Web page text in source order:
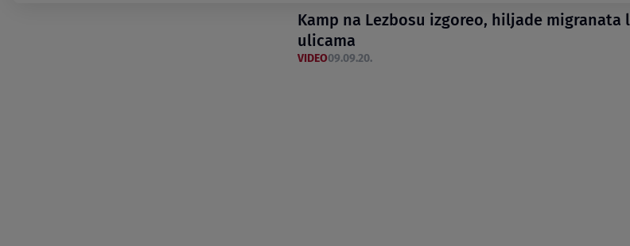
Kamp na Lezbosu izgoreo, hiljade migranata
ulicama
VIDEO09.09.20.